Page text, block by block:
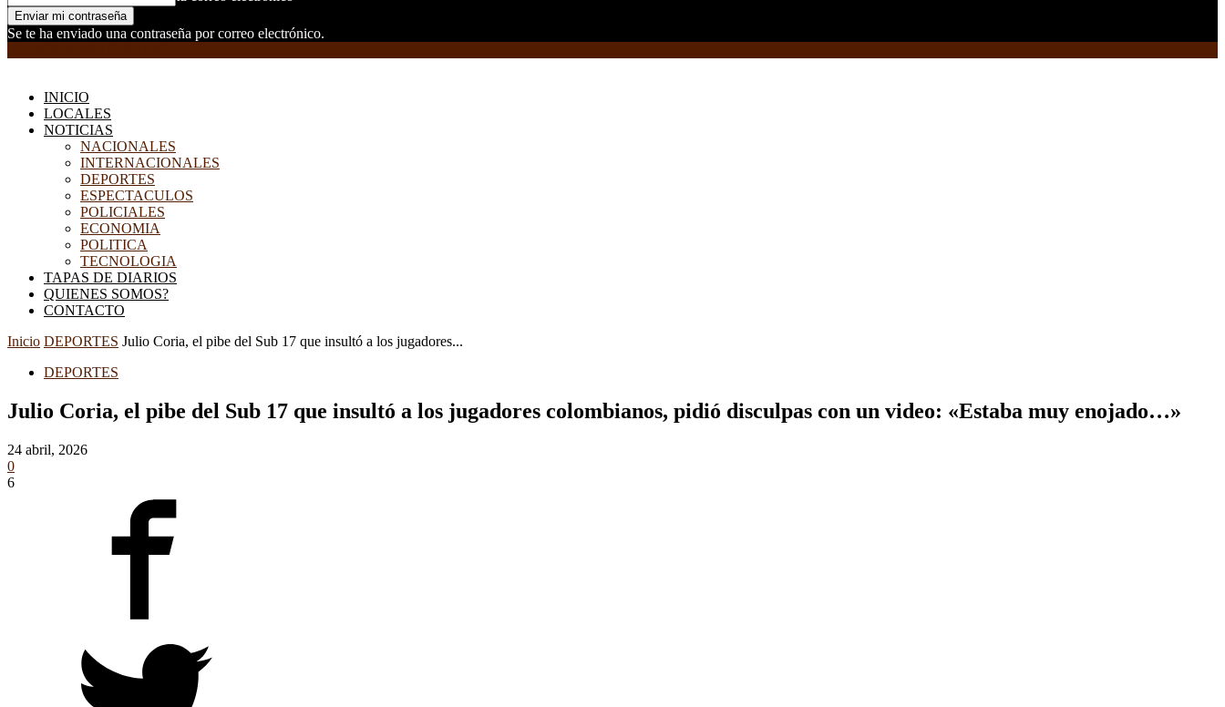
Se te ha enviado una contraseña por correo electrónico.
INICIO
LOCALES
NOTICIAS
NACIONALES
INTERNACIONALES
DEPORTES
ESPECTACULOS
POLICIALES
ECONOMIA
POLITICA
TECNOLOGIA
TAPAS DE DIARIOS
QUIENES SOMOS?
CONTACTO
Inicio DEPORTES Julio Coria, el pibe del Sub 17 que insultó a los jugadores...
DEPORTES
Julio Coria, el pibe del Sub 17 que insultó a los jugadores colombianos, pidió disculpas con un video: «Estaba muy enojado…»
24 abril, 2026
0
6